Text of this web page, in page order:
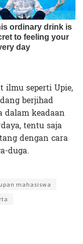
ilmu seperti Upie,
berjihad
dalam keadaan
tentu saja
dengan cara
duga.
mahasiswa